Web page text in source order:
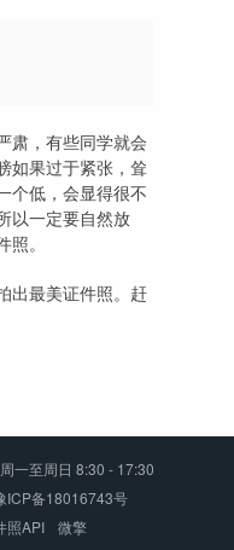
肃，有些同学就会
如果过于紧张，耸
个低，会显得很不
以一定要自然放
。
出最美证件照。赶
一至周日 8:30 - 17:30
ICP备18016743号
照API
微擎